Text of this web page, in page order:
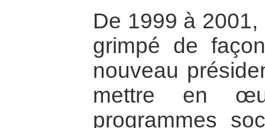
De 1999 à
grimpé de
nouveau
mettre en
programmes